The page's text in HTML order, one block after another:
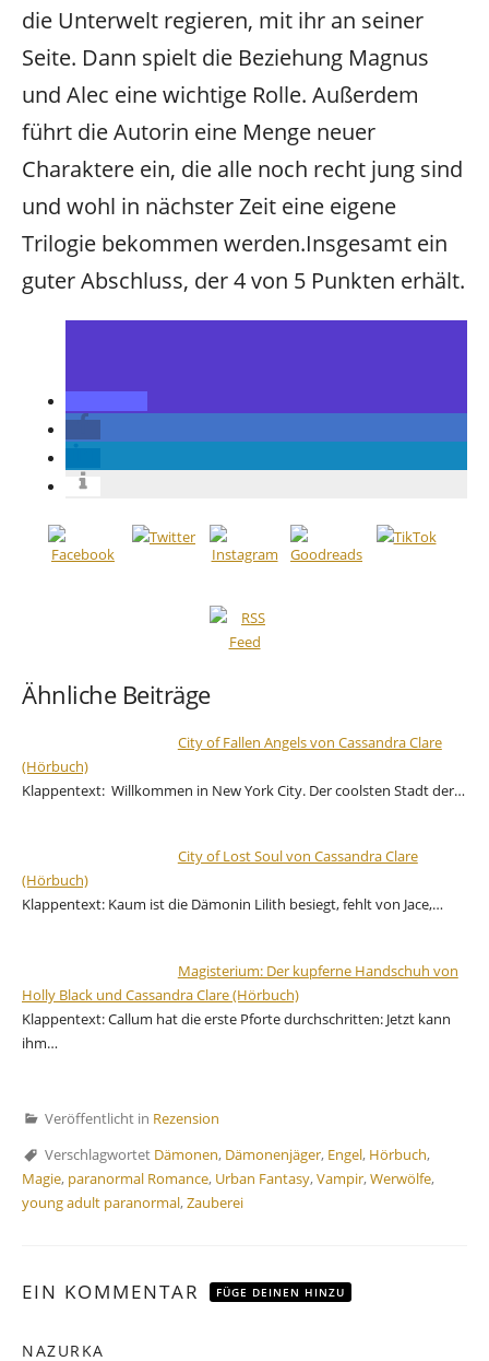
die Unterwelt regieren, mit ihr an seiner
Seite. Dann spielt die Beziehung Magnus
und Alec eine wichtige Rolle. Außerdem
führt die Autorin eine Menge neuer
Charaktere ein, die alle noch recht jung sind
und wohl in nächster Zeit eine eigene
Trilogie bekommen werden.Insgesamt ein
guter Abschluss, der 4 von 5 Punkten erhält.
Ähnliche Beiträge
City of Fallen Angels von Cassandra Clare
(Hörbuch)
Klappentext: Willkommen in New York City. Der coolsten Stadt der…
City of Lost Soul von Cassandra Clare
(Hörbuch)
Klappentext: Kaum ist die Dämonin Lilith besiegt, fehlt von Jace,…
Magisterium: Der kupferne Handschuh von
Holly Black und Cassandra Clare (Hörbuch)
Klappentext: Callum hat die erste Pforte durchschritten: Jetzt kann
ihm…
Veröffentlicht in Rezension
Verschlagwortet Dämonen, Dämonenjäger, Engel, Hörbuch,
Magie, paranormal Romance, Urban Fantasy,Vampir,Werwölfe,
young adult paranormal,Zauberei
EIN KOMMENTAR FÜGE DEINEN HINZU
NAZURKA